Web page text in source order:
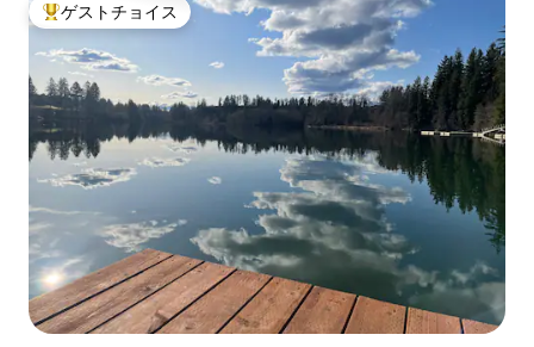
大好評のゲストチョイスです。
ゲストチョイス